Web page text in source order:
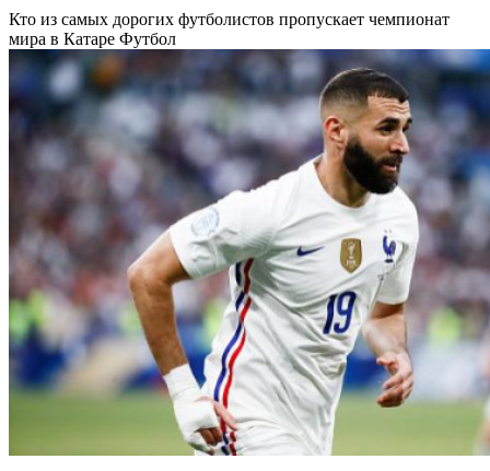
Кто из самых дорогих футболистов пропускает чемпионат
мира в Катаре Футбол